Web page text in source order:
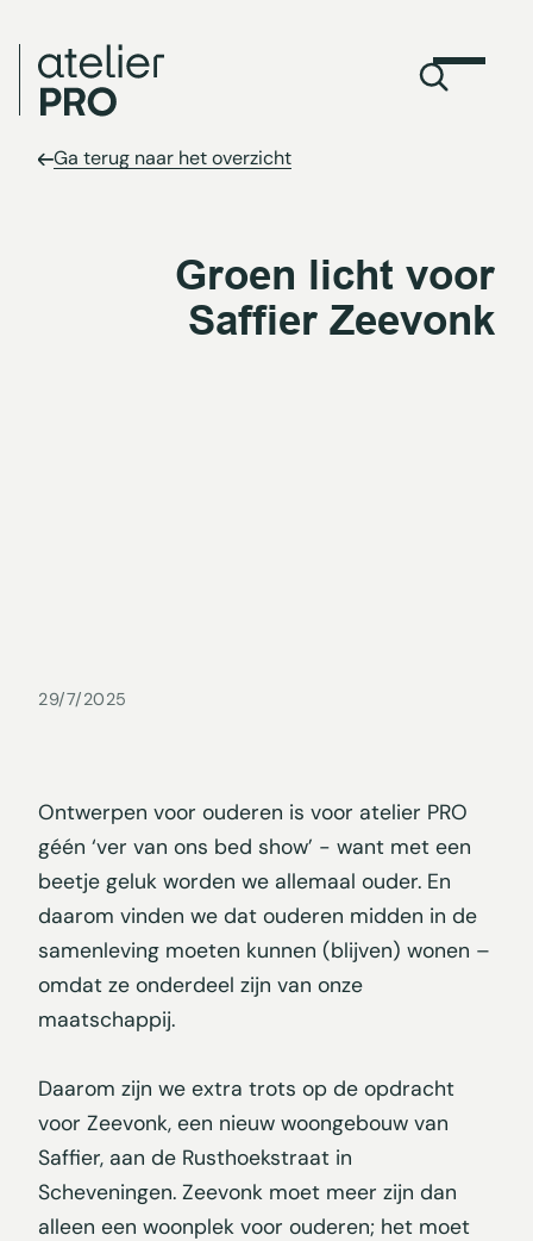
Ga terug naar het overzicht
Groen licht voor
Saffier Zeevonk
29/7/2025
Ontwerpen voor ouderen is voor atelier PRO
géén ‘ver van ons bed show’ - want met een
beetje geluk worden we allemaal ouder. En
daarom vinden we dat ouderen midden in de
samenleving moeten kunnen (blijven) wonen –
omdat ze onderdeel zijn van onze
maatschappij.
Daarom zijn we extra trots op de opdracht
voor Zeevonk, een nieuw woongebouw van
Saffier, aan de Rusthoekstraat in
Scheveningen. Zeevonk moet meer zijn dan
alleen een woonplek voor ouderen; het moet